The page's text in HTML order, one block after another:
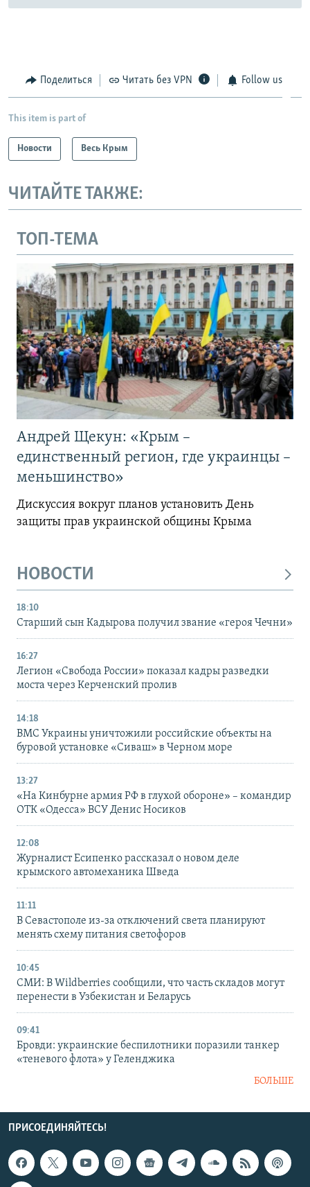
Поделиться Читать без VPN Follow us
This item is part of
Новости Весь Крым
ЧИТАЙТЕ ТАКЖЕ:
ТОП-ТЕМА
Андрей Щекун: «Крым –
единственный регион, где украинцы –
меньшинство»
Дискуссия вокруг планов установить День
защиты прав украинской общины Крыма
НОВОСТИ
18:10
Старший сын Кадырова получил звание «героя Чечни»
16:27
Легион «Свобода России» показал кадры разведки
моста через Керченский пролив
14:18
ВМС Украины уничтожили российские объекты на
буровой установке «Сиваш» в Черном море
13:27
«На Кинбурне армия РФ в глухой обороне» – командир
ОТК «Одесса» ВСУ Денис Носиков
12:08
Журналист Есипенко рассказал о новом деле
крымского автомеханика Шведа
11:11
В Севастополе из-за отключений света планируют
менять схему питания светофоров
10:45
СМИ: В Wildberries сообщили, что часть складов могут
перенести в Узбекистан и Беларусь
09:41
Бровди: украинские беспилотники поразили танкер
«теневого флота» у Геленджика
БОЛЬШЕ
ПРИСОЕДИНЯЙТЕСЬ!